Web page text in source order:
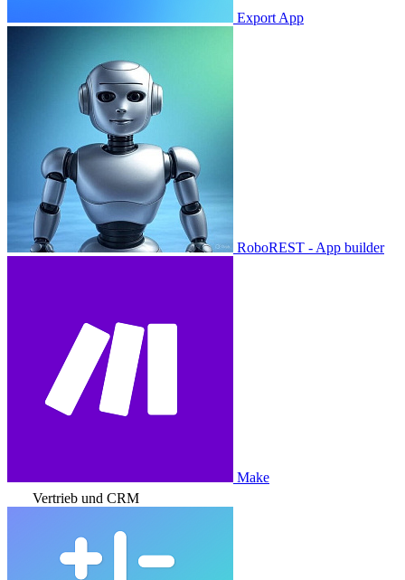
Export App
RoboREST - App builder
Make
Vertrieb und CRM